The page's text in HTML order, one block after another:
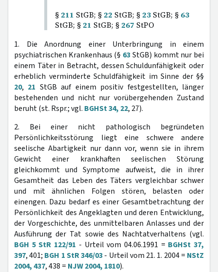
§ 211 StGB; § 22 StGB; § 23 StGB; § 63
StGB; § 21 StGB; § 267 StPO
1. Die Anordnung einer Unterbringung in einem
psychiatrischen Krankenhaus (§ 63StGB) kommt nur bei
einem Täter in Betracht, dessen Schuldunfähigkeit oder
erheblich verminderte Schuldfähigkeit im Sinne der §§
20, 21 StGB auf einem positiv festgestellten, länger
bestehenden und nicht nur vorübergehenden Zustand
beruht (st. Rspr.; vgl. BGHSt 34, 22, 27).
2. Bei einer nicht pathologisch begründeten
Persönlichkeitsstörung liegt eine schwere andere
seelische Abartigkeit nur dann vor, wenn sie in ihrem
Gewicht einer krankhaften seelischen Störung
gleichkommt und Symptome aufweist, die in ihrer
Gesamtheit das Leben des Täters vergleichbar schwer
und mit ähnlichen Folgen stören, belasten oder
einengen. Dazu bedarf es einer Gesamtbetrachtung der
Persönlichkeit des Angeklagten und deren Entwicklung,
der Vorgeschichte, des unmittelbaren Anlasses und der
Ausführung der Tat sowie des Nachtatverhaltens (vgl.
BGH 5 StR 122/91 - Urteil vom 04.06.1991 = BGHSt 37,
397, 401; BGH 1 StR 346/03- Urteil vom 21. 1. 2004 = NStZ
2004, 437, 438 = NJW 2004, 1810).